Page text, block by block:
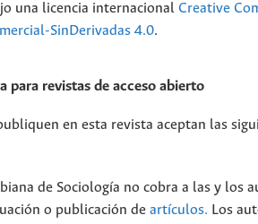
una licencia internacional Creative
SinDerivadas 4.0.
para revistas de acceso abierto
en esta revista aceptan las
de Sociología no cobra a las y los
o publicación de artículos. Los